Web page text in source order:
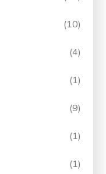
(10)
(4)
(1)
(9)
(1)
(1)